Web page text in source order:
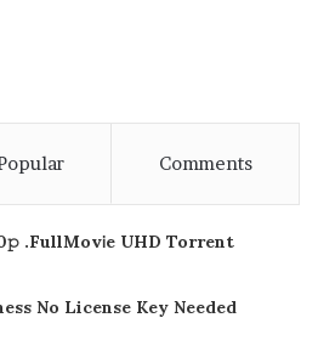
Comments
.FullMov𝗂e UHD Torrent
No License Key Needed